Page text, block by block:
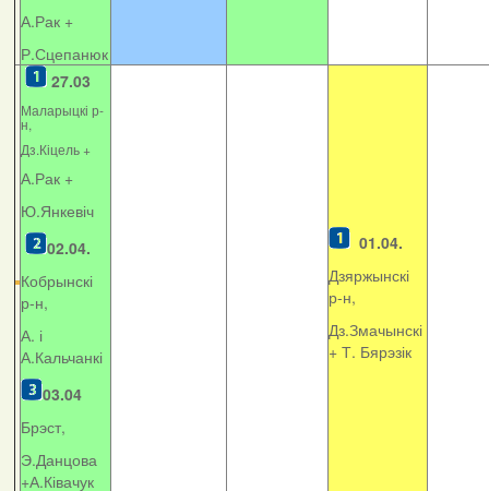
А.Рак +
Р.Сцепанюк
27.03
Маларыцкі р-
н,
Дз.Кіцель +
А.Рак +
Ю.Янкевіч
02.04.
Кобрынскі
р-н,
А. і
А.Кальчанкі
03.04
Брэст,
Э.Данцова
+А.Ківачук
01.04.
Дзяржынскі
р-н,
Дз.Змачынскі
+ Т. Бярэзік